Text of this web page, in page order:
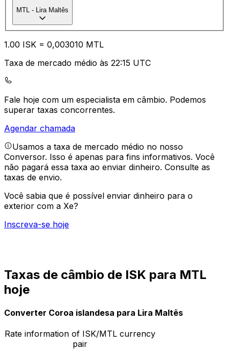
MTL - Lira Maltês
1.00 ISK = 0,003010 MTL
Taxa de mercado médio às 22:15 UTC
Fale hoje com um especialista em câmbio. Podemos
superar taxas concorrentes.
Agendar chamada
Usamos a taxa de mercado médio no nosso
Conversor. Isso é apenas para fins informativos. Você
não pagará essa taxa ao enviar dinheiro. Consulte as
taxas de envio.
Você sabia que é possível enviar dinheiro para o
exterior com a Xe?
Inscreva-se hoje
Taxas de câmbio de ISK para MTL
hoje
Converter Coroa islandesa para Lira Maltês
Rate information of ISK/MTL currency
pair